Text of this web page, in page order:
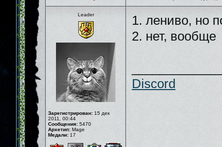
Leader
Зарегистрирован: 15 дек
2011, 00:44
Сообщения: 5470
Архетип: Mage
Медали: 17
1. лениво, но
2. нет, вообще
Discord